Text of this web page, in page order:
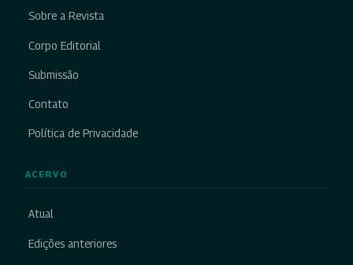
Sobre a Revista
Corpo Editorial
Submissão
Contato
Política de Privacidade
ACERVO
Atual
Edições anteriores